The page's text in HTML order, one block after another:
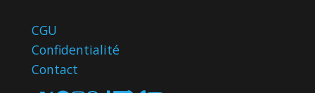
CGU
Confidentialité
Contact